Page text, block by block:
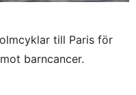
till Paris för
barncancer.